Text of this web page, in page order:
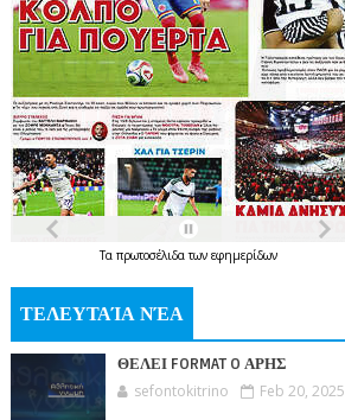
Τα πρωτοσέλιδατων εφημερίδων
ΤΕΛΕΥΤΑΊΑ ΝΈΑ
ΘΕΛΕΙ FORMAT O ΑΡΗΣ
sefontokitrino Feb 20, 2025